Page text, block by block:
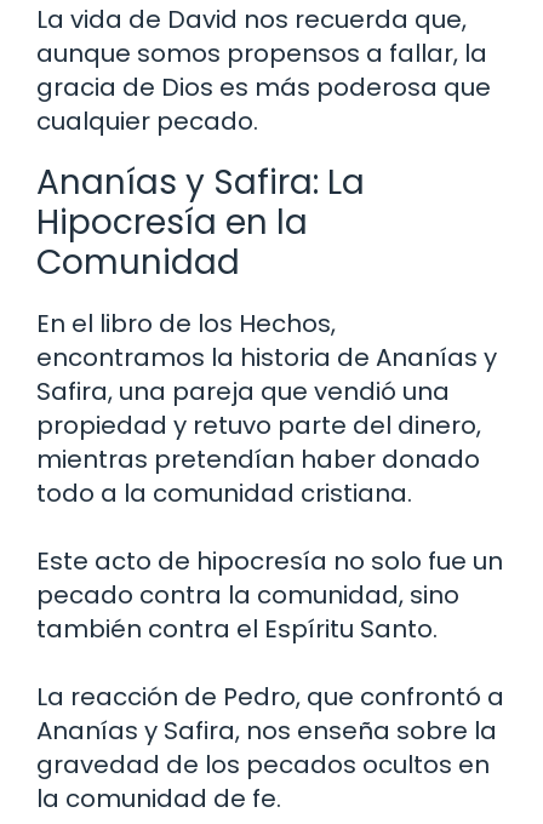
La vida de David nos recuerda que,
aunque somos propensos a fallar, la
gracia de Dios es más poderosa que
cualquier pecado.
Ananías y Safira: La
Hipocresía en la
Comunidad
En el libro de los Hechos,
encontramos la historia de Ananías y
Safira, una pareja que vendió una
propiedad y retuvo parte del dinero,
mientras pretendían haber donado
todo a la comunidad cristiana.
Este acto de hipocresía no solo fue un
pecado contra la comunidad, sino
también contra el Espíritu Santo.
La reacción de Pedro, que confrontó a
Ananías y Safira, nos enseña sobre la
gravedad de los pecados ocultos en
la comunidad de fe.